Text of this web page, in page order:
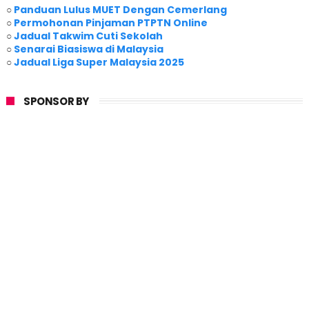
○ Panduan Lulus MUET Dengan Cemerlang
○ Permohonan Pinjaman PTPTN Online
○Jadual Takwim Cuti Sekolah
○ Senarai Biasiswa di Malaysia
○Jadual Liga Super Malaysia 2025
SPONSOR BY